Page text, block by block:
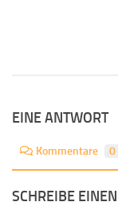
EINE ANTWORT
Kommentare 0
SCHREIBE